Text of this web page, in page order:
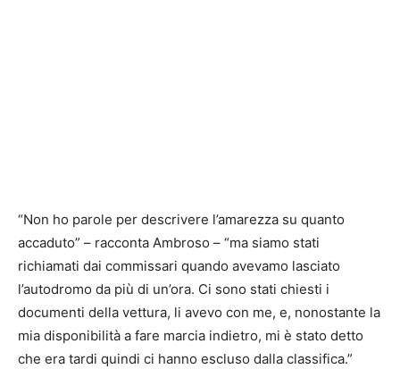
“Non ho parole per descrivere l’amarezza su quanto
accaduto” – racconta Ambroso – “ma siamo stati
richiamati dai commissari quando avevamo lasciato
l’autodromo da più di un’ora. Ci sono stati chiesti i
documenti della vettura, li avevo con me, e, nonostante la
mia disponibilità a fare marcia indietro, mi è stato detto
che era tardi quindi ci hanno escluso dalla classifica.”